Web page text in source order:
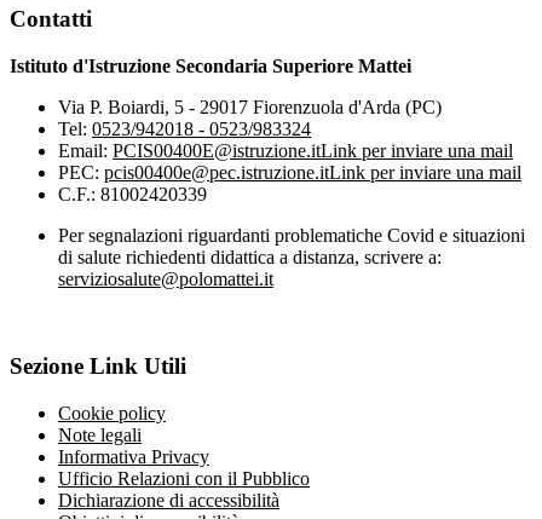
Contatti
Istituto d'Istruzione Secondaria Superiore Mattei
Via P. Boiardi, 5 - 29017 Fiorenzuola d'Arda (PC)
Tel: 0523/942018 - 0523/983324
Email: PCIS00400E@istruzione.itLink per inviare una mail
PEC: pcis00400e@pec.istruzione.itLink per inviare una mail
C.F.: 81002420339
Per segnalazioni riguardanti problematiche Covid e situazioni
di salute richiedenti didattica a distanza, scrivere a:
serviziosalute@polomattei.it
Sezione Link Utili
Cookie policy
Note legali
Informativa Privacy
Ufficio Relazioni con il Pubblico
Dichiarazione di accessibilità